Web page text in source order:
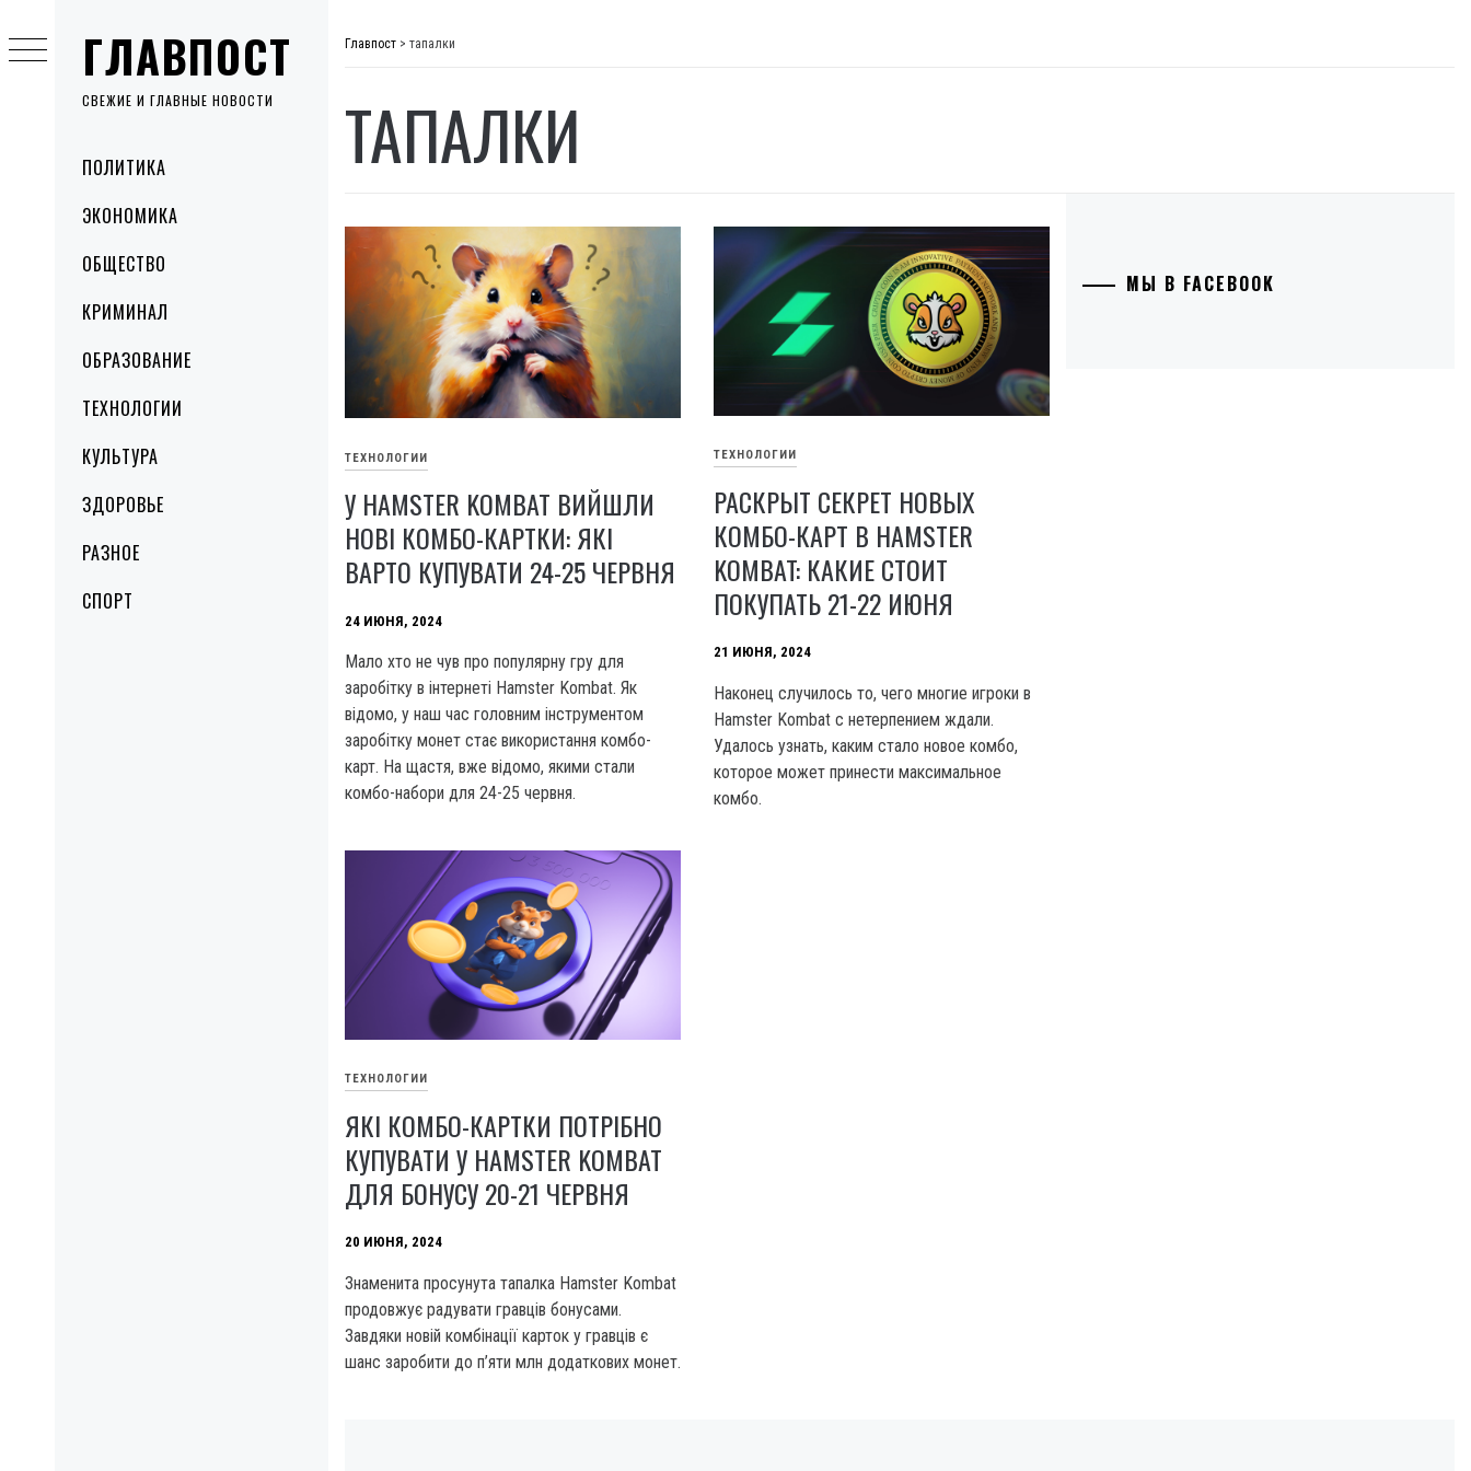
ГЛАВПОСТ
СВЕЖИЕ И ГЛАВНЫЕ НОВОСТИ
MenuПОЛИТИКА
ЭКОНОМИКА
ОБЩЕСТВО
КРИМИНАЛ
ОБРАЗОВАНИЕ
ТЕХНОЛОГИИ
КУЛЬТУРА
ЗДОРОВЬЕ
РАЗНОЕ
СПОРТ
to
content
Главпост > тапалки
ТАПАЛКИ
ТЕХНОЛОГИИ
У HAMSTER KOMBAT ВИЙШЛИ
НОВІ КОМБО-КАРТКИ: ЯКІ
ВАРТО КУПУВАТИ 24-25 ЧЕРВНЯ
24 ИЮНЯ, 2024
Мало хто не чув про популярну гру для
заробітку в інтернеті Hamster Kombat. Як
відомо, у наш час головним інструментом
заробітку монет стає використання комбо-
карт. На щастя, вже відомо, якими стали
комбо-набори для 24-25 червня.
ТЕХНОЛОГИИ
РАСКРЫТ СЕКРЕТ НОВЫХ
КОМБО-КАРТ В HAMSTER
KOMBAT: КАКИЕ СТОИТ
ПОКУПАТЬ 21-22 ИЮНЯ
21 ИЮНЯ, 2024
Наконец случилось то, чего многие игроки в
Hamster Kombat с нетерпением ждали.
Удалось узнать, каким стало новое комбо,
которое может принести максимальное
комбо.
ТЕХНОЛОГИИ
ЯКІ КОМБО-КАРТКИ ПОТРІБНО
КУПУВАТИ У HAMSTER KOMBAT
ДЛЯ БОНУСУ 20-21 ЧЕРВНЯ
20 ИЮНЯ, 2024
Знаменита просунута тапалка Hamster Kombat
продовжує радувати гравців бонусами.
Завдяки новій комбінації карток у гравців є
шанс заробити до п’яти млн додаткових монет.
МЫ В FACEBOOK